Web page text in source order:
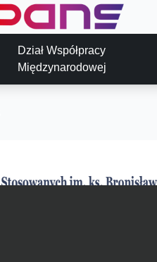
Dział Współpracy
Międzynarodowej